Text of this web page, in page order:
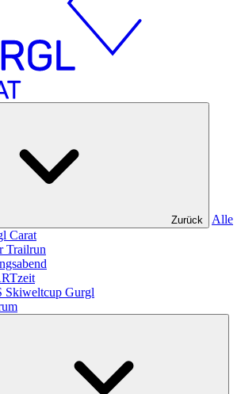
Zurück
Alle
Carat
Trailrun
Skiweltcup Gurgl